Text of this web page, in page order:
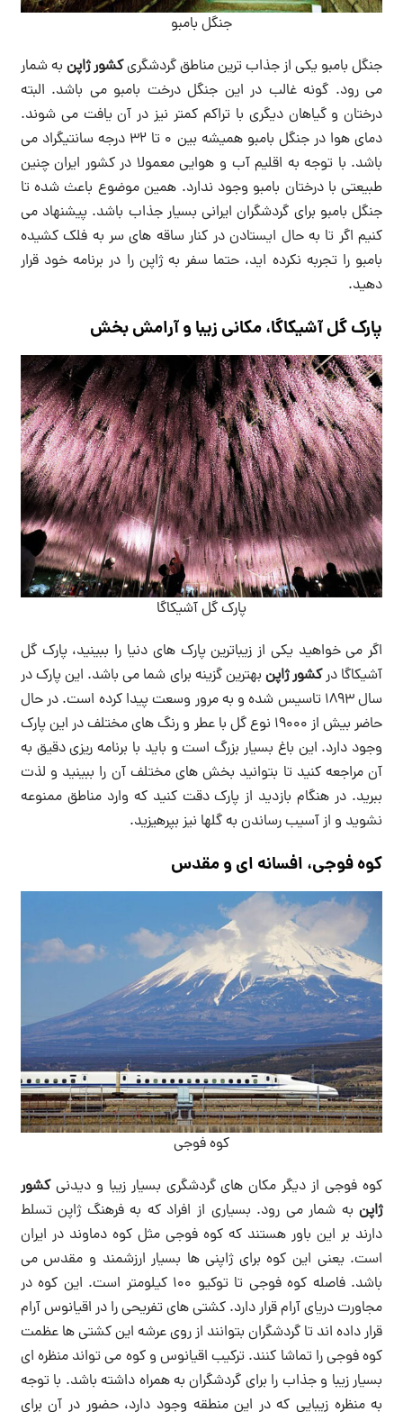
جنگل بامبو
جنگل بامبو یکی از جذاب ترین مناطق گردشگریکشور ژاپن به شمار
می رود. گونه غالب در این جنگل درخت بامبو می باشد. البته
درختان و گیاهان دیگری با تراکم کمتر نیز در آن یافت می شوند.
دمای هوا در جنگل بامبو همیشه بین 0 تا 32 درجه سانتیگراد می
باشد. با توجه به اقلیم آب و هوایی معمولا در کشور ایران چنین
طبیعتی با درختان بامبو وجود ندارد. همین موضوع باعث شده تا
جنگل بامبو برای گردشگران ایرانی بسیار جذاب باشد. پیشنهاد می
کنیم اگر تا به حال ایستادن در کنار ساقه های سر به فلک کشیده
بامبو را تجربه نکرده اید، حتما سفر به ژاپن را در برنامه خود قرار
دهید.
پارک گل آشیکاگا، مکانی زیبا و آرامش بخش
پارک گل آشیکاگا
اگر می خواهید یکی از زیباترین پارک های دنیا را ببینید، پارک گل
آشیکاگا درکشور ژاپن بهترین گزینه برای شما می باشد. این پارک در
سال ۱۸۹۳ تاسیس شده و به مرور وسعت پیدا کرده است. در حال
حاضر بیش از 19000 نوع گل با عطر و رنگ های مختلف در این پارک
وجود دارد. این باغ بسیار بزرگ است و باید با برنامه ریزی دقیق به
آن مراجعه کنید تا بتوانید بخش های مختلف آن را ببینید و لذت
ببرید. در هنگام بازدید از پارک دقت کنید که وارد مناطق ممنوعه
نشوید و از آسیب رساندن به گلها نیز بپرهیزید.
کوه فوجی، افسانه ای و مقدس
کوه فوجی
کوه فوجی از دیگر مکان های گردشگری بسیار زیبا و دیدنیکشور
ژاپنبه شمار می رود. بسیاری از افراد که به فرهنگ ژاپن تسلط
دارند بر این باور هستند که کوه فوجی مثل کوه دماوند در ایران
است. یعنی این کوه برای ژاپنی ها بسیار ارزشمند و مقدس می
باشد. فاصله کوه فوجی تا توکیو 100 کیلومتر است. این کوه در
مجاورت دریای آرام قرار دارد. کشتی های تفریحی را در اقیانوس آرام
قرار داده اند تا گردشگران بتوانند از روی عرشه این کشتی ها عظمت
کوه فوجی را تماشا کنند. ترکیب اقیانوس و کوه می تواند منظره ای
بسیار زیبا و جذاب را برای گردشگران به همراه داشته باشد. با توجه
به منظره زیبایی که در این منطقه وجود دارد، حضور در آن برای